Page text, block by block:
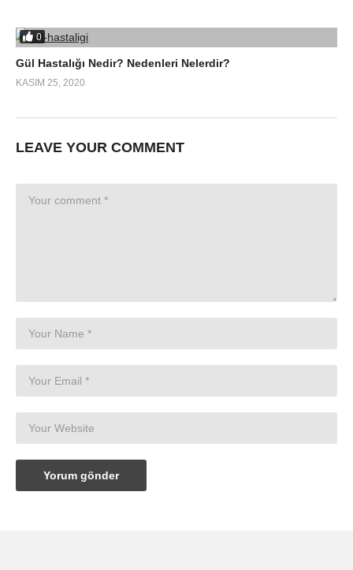
0
Gül Hastalığı Nedir? Nedenleri Nelerdir?
KASIM 25, 2020
LEAVE YOUR COMMENT